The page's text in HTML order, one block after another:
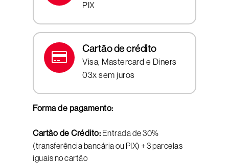
PIX
Cartão de crédito
Visa, Mastercard e Diners
03x sem juros
Forma de pagamento:
Cartão de Crédito: Entrada de 30%
(transferência bancária ou PIX) + 3 parcelas
iguais no cartão